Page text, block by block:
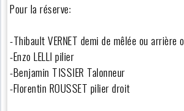
Pour la réserve:
-Thibault VERNET demi de mêlée ou arrière
-Enzo LELLI pilier
-Benjamin TISSIER Talonneur
-Florentin ROUSSET pilier droit